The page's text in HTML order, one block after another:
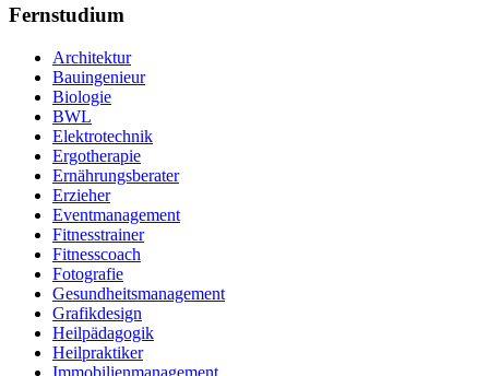
Fernstudium
Architektur
Bauingenieur
Biologie
BWL
Elektrotechnik
Ergotherapie
Ernährungsberater
Erzieher
Eventmanagement
Fitnesstrainer
Fitnesscoach
Fotografie
Gesundheitsmanagement
Grafikdesign
Heilpädagogik
Heilpraktiker
Immobilienmanagement